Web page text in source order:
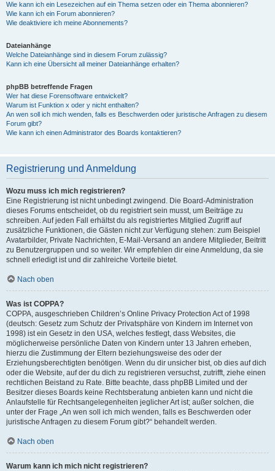
Wie kann ich ein Lesezeichen auf ein Thema setzen oder ein Thema abonnieren?
Wie kann ich ein Forum abonnieren?
Wie deaktiviere ich meine Abonnements?
Dateianhänge
Welche Dateianhänge sind in diesem Forum zulässig?
Kann ich eine Übersicht all meiner Dateianhänge erhalten?
phpBB betreffende Fragen
Wer hat diese Forensoftware entwickelt?
Warum ist Funktion x oder y nicht enthalten?
An wen soll ich mich wenden, falls es Beschwerden oder juristische Anfragen zu diesem
Forum gibt?
Wie kann ich einen Administrator des Boards kontaktieren?
Registrierung und Anmeldung
Wozu muss ich mich registrieren?
Eine Registrierung ist nicht unbedingt zwingend. Die Board-Administration
dieses Forums entscheidet, ob du registriert sein musst, um Beiträge zu
schreiben. Auf jeden Fall erhältst du als registriertes Mitglied Zugriff auf
zusätzliche Funktionen, die Gästen nicht zur Verfügung stehen: zum Beispiel
Avatarbilder, Private Nachrichten, E-Mail-Versand an andere Mitglieder, Beitritt
zu Benutzergruppen und so weiter. Wir empfehlen dir eine Anmeldung, da sie
schnell erledigt ist und dir zahlreiche Vorteile bietet.
Nach oben
Was ist COPPA?
COPPA, ausgeschrieben Children’s Online Privacy Protection Act of 1998
(deutsch: Gesetz zum Schutz der Privatsphäre von Kindern im Internet von
1998) ist ein Gesetz in den USA, welches festlegt, dass Websites, die
möglicherweise persönliche Daten von Kindern unter 13 Jahren erheben,
hierzu die Zustimmung der Eltern beziehungsweise des oder der
Erziehungsberechtigten benötigen. Wenn du dir unsicher bist, ob dies auf dich
oder die Website, auf der du dich zu registrieren versuchst, zutrifft, ziehe einen
rechtlichen Beistand zu Rate. Bitte beachte, dass phpBB Limited und der
Besitzer dieses Boards keine Rechtsberatung anbieten kann und nicht die
Anlaufstelle für Rechtsangelegenheiten jeglicher Art ist; außer solchen, die
unter der Frage „An wen soll ich mich wenden, falls es Beschwerden oder
juristische Anfragen zu diesem Forum gibt?“ behandelt werden.
Nach oben
Warum kann ich mich nicht registrieren?